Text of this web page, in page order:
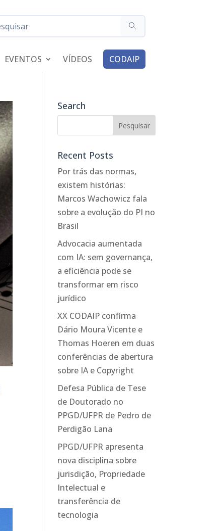
EVENTOS VÍDEOS CODAIP
Search
Recent Posts
Por trás das normas,
existem histórias:
Marcos Wachowicz fala
sobre a evolução do PI no
Brasil
Advocacia aumentada
com IA: sem governança,
a eficiência pode se
transformar em risco
jurídico
XX CODAIP confirma
Dário Moura Vicente e
Thomas Hoeren em duas
conferências de abertura
sobre IA e Copyright
Defesa Pública de Tese
de Doutorado no
PPGD/UFPR de Pedro de
Perdigão Lana
PPGD/UFPR apresenta
nova disciplina sobre
jurisdição, Propriedade
Intelectual e
transferência de
tecnologia